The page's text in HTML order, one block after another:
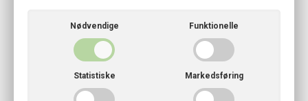
© 2026 · Thyregod-Vester Portal
Cookies- og privatlivspolitik
Nødvendige Funktionelle
Statistiske Markedsføring